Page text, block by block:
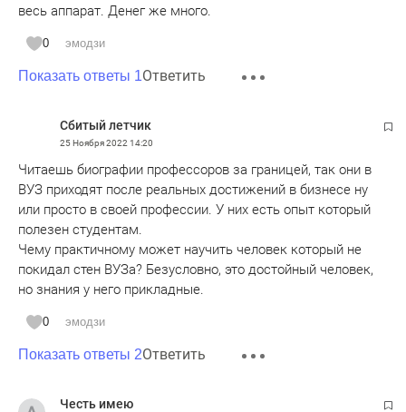
весь аппарат. Денег же много.
0 эмодзи
Показать ответы 1Ответить
Сбитый летчик
25 Ноября 2022 14:20
Читаешь биографии профессоров за границей, так они в
ВУЗ приходят после реальных достижений в бизнесе ну
или просто в своей профессии. У них есть опыт который
полезен студентам.
Чему практичному может научить человек который не
покидал стен ВУЗа? Безусловно, это достойный человек,
но знания у него прикладные.
0 эмодзи
Показать ответы 2Ответить
Честь имею